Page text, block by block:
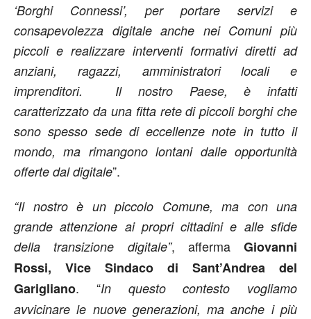
‘Borghi Connessi’, per portare servizi e
consapevolezza digitale anche nei Comuni più
piccoli e realizzare interventi formativi diretti ad
anziani, ragazzi, amministratori locali e
imprenditori. Il nostro Paese, è infatti
caratterizzato da una fitta rete di piccoli borghi che
sono spesso sede di eccellenze note in tutto il
mondo, ma rimangono lontani dalle opportunità
offerte dal digitale”.
“Il nostro è un piccolo Comune, ma con una
grande attenzione ai propri cittadini e alle sfide
della transizione digitale”, afferma Giovanni
Rossi, Vice Sindaco di Sant’Andrea del
Garigliano. “In questo contesto vogliamo
avvicinare le nuove generazioni, ma anche i più